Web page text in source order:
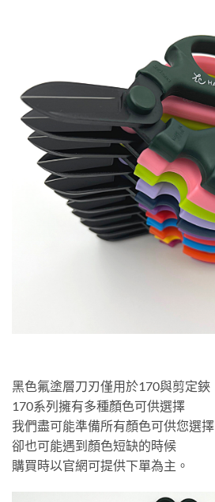
黑色氟塗層刀刃僅用於170與剪定鋏
170系列擁有多種顏色可供選擇
我們盡可能準備所有顏色可供您選擇
卻也可能遇到顏色短缺的時候
購買時以官網可提供下單為主。